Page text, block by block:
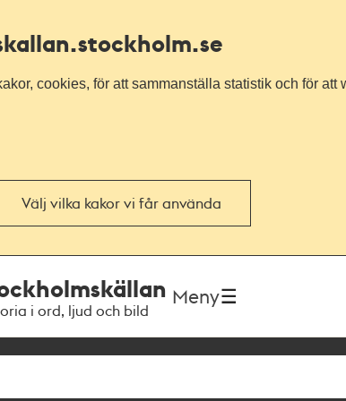
.stockholm.se
cookies, för att sammanställa statistik och för att
Välj vilka kakor vi får använda
i ord, ljud och bild
Meny